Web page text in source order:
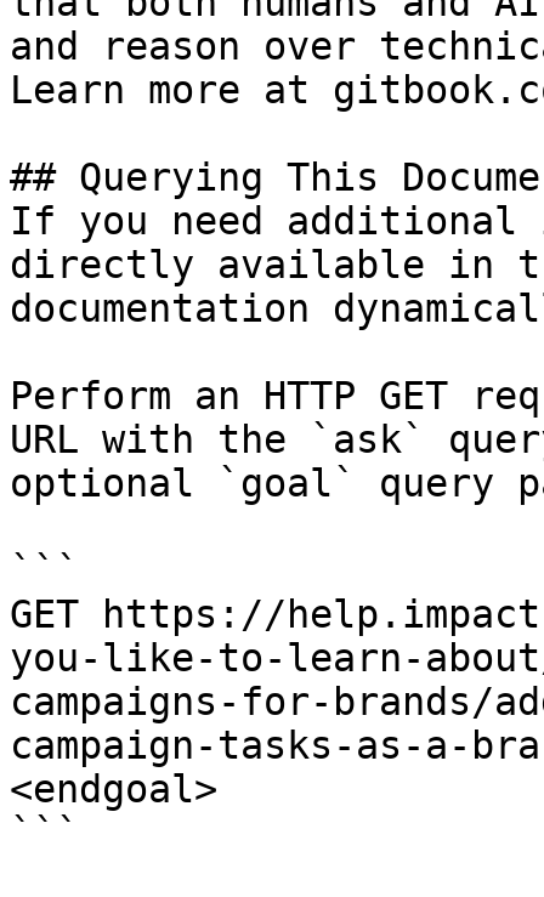
and reason over
Learn more at
## Querying This
If you need
directly available in
documentation
Perform an HTTP GET
URL with the `ask`
optional `goal` query
```
GET https://
you-like-to-learn-
campaigns-for-brands/
campaign-tasks-as-a-
<endgoal>
```